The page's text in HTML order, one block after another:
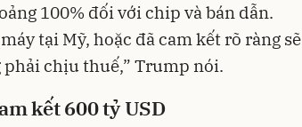
100% đối với chip và bán dẫn.
tại Mỹ, hoặc đã cam kết rõ ràng sẽ
phải chịu thuế,” Trump nói.
kết 600 tỷ USD